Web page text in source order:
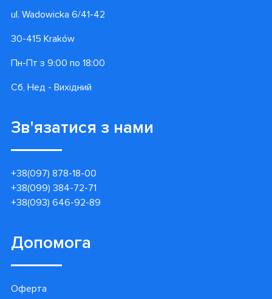
ul. Wadowicka 6/41-42
30-415 Kraków
Пн-Пт з 9:00 по 18:00
Сб, Нед - Вихідний
Зв'язатися з нами
+38(097) 878-18-00
+38(099) 384-72-71
+38(093) 646-92-89
Допомога
Оферта